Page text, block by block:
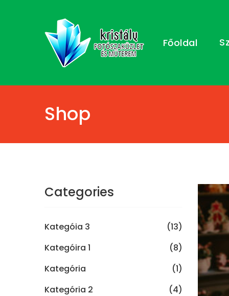
Főoldal
Shop
Categories
Kategóia 3
(13)
Kategóira 1
(8)
Kategória
(1)
Kategória 2
(4)